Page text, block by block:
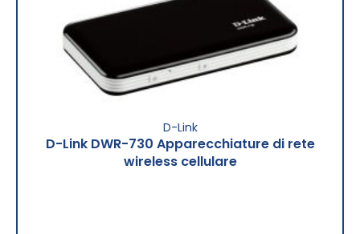
D-Link
D-Link DWR-730 Apparecchiature di rete
wireless cellulare